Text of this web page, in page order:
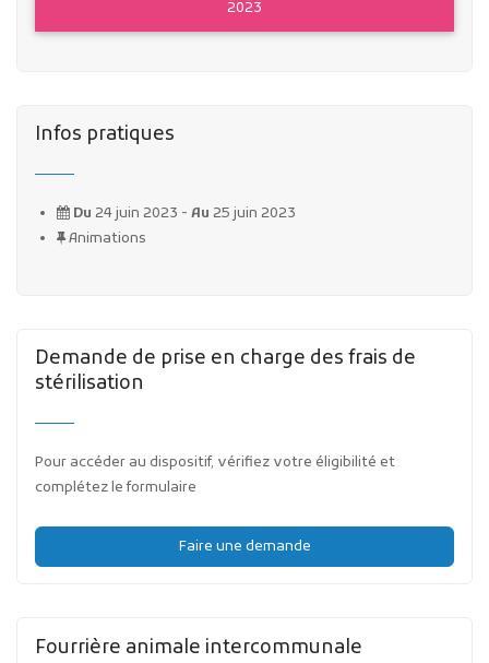
2023
Infos pratiques
Du 24 juin 2023 - Au 25 juin 2023
Animations
Demande de prise en charge des frais de
stérilisation
Pour accéder au dispositif, vérifiez votre éligibilité et
complétez le formulaire
Faire une demande
Fourrière animale intercommunale